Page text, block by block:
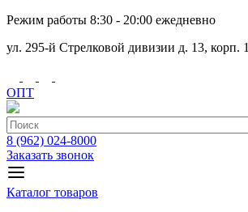
Режим работы 8:30 - 20:00 ежедневно
ул. 295-й Стрелковой дивизии д. 13, корп. 1
ОПТ
8 (962) 024-8000
Заказать звонок
Каталог товаров